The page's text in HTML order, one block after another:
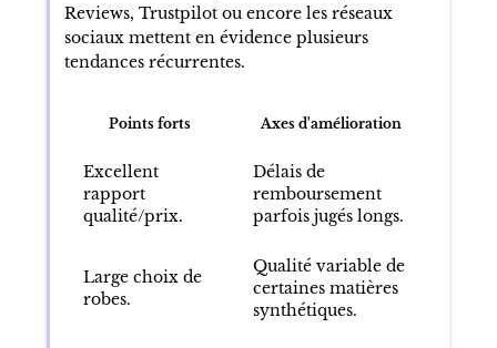
Reviews, Trustpilot ou encore les réseaux
sociaux mettent en évidence plusieurs
tendances récurrentes.
Points forts Axes d'amélioration
Excellent
rapport
qualité/prix.
Délais de
remboursement
parfois jugés longs.
Large choix de
robes.
Qualité variable de
certaines matières
synthétiques.